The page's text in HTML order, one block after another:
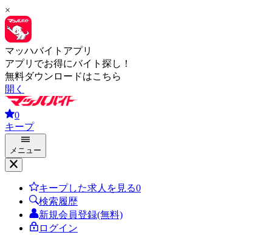
×
マッハバイトアプリ
アプリでお得にバイト探し！
無料ダウンロードはこちら
開く
0
キープ
メニュー
キープした求人を見る0
検索履歴
新規会員登録(無料)
ログイン